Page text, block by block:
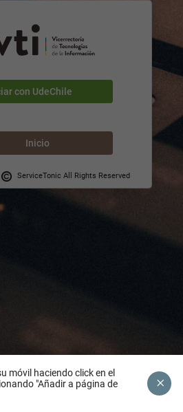
con UdeChile
Inicio
ServiceTonic All Rights Reserved
móvil haciendo click en el
"Añadir a página de